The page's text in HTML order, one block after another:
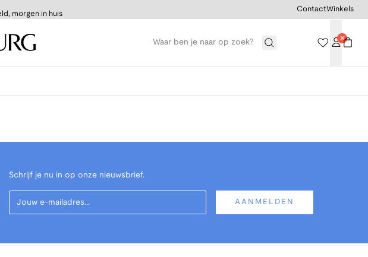
morgen in huis
ContactWinkels
Schrijf je nu in op onze nieuwsbrief.
Your Email
AANMELDEN